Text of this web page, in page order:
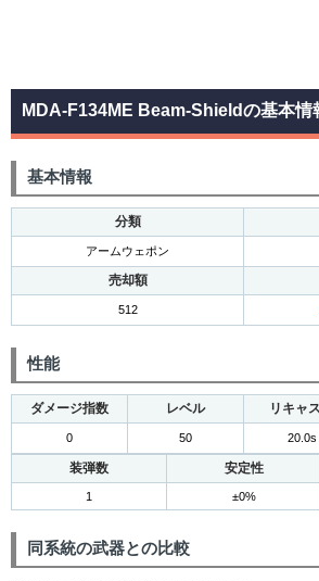
MDA-F134ME Beam-Shieldの基本情
基本情報
分類
アームウェポン
売却額
512
性能
ダメージ指数 レベル リキャ
0 50 20.0s
装弾数 安定性
1 ±0%
同系統の武器との比較